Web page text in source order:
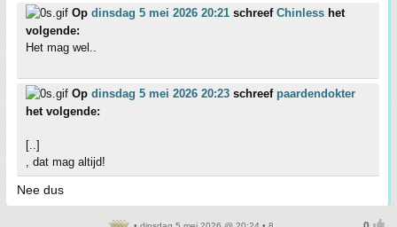
Op dinsdag 5 mei 2026 20:21 schreef Chinless het
volgende:
Het mag wel..
Op dinsdag 5 mei 2026 20:23 schreef paardendokter
het volgende:
[..]
, dat mag altijd!
Nee dus